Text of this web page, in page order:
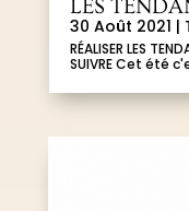
LES
30 Août 2021 |
RÉALISER LES
SUIVRE Cet été